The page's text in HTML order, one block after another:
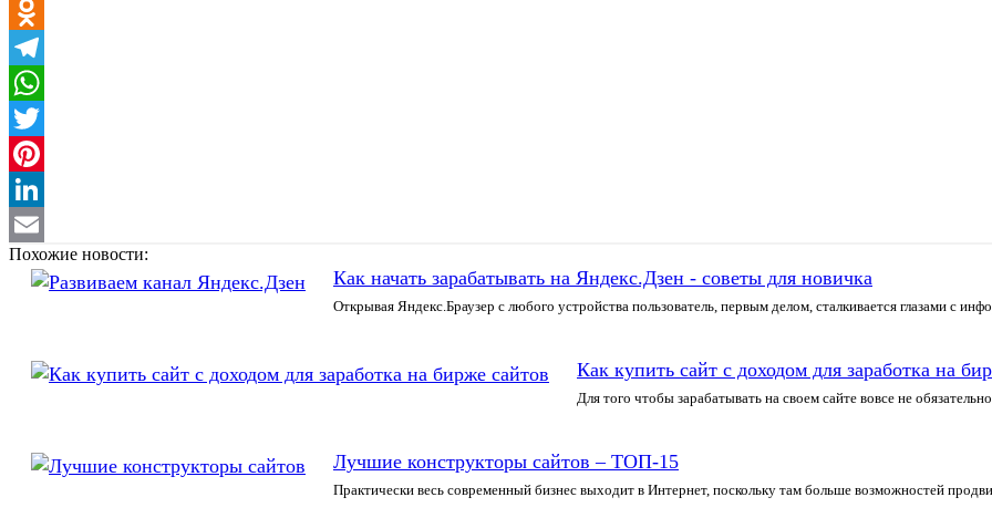
VK
Odnoklassniki
Telegram
WhatsApp
Twitter
Pinterest
LinkedIn
Email
Похожие новости:
Как начать зарабатывать на Яндекс.Дзен - советы для новичка
Открывая Яндекс.Браузер с любого устройства пользователь, первым делом, сталкивается глазами с
Как купить сайт с доходом для заработка на
Для того чтобы зарабатывать на своем сайте вовсе не
Лучшие конструкторы сайтов – ТОП-15
Практически весь современный бизнес выходит в Интернет, поскольку там больше возможностей